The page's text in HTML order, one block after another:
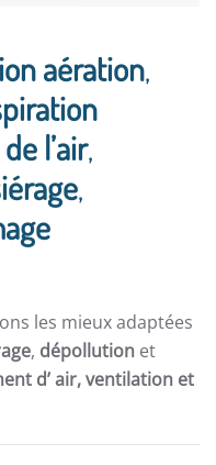
aération,
l’air,
,
les mieux adaptées
, dépollution et
d’ air,ventilation et